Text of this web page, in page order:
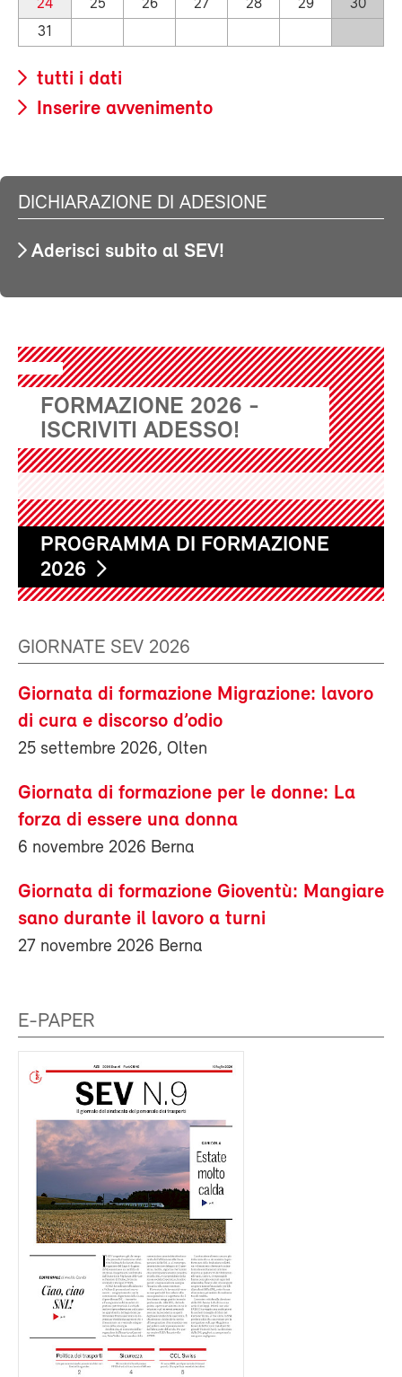
24
25 26 27 28 29
30
31
tutti i dati
Inserire avvenimento
DICHIARAZIONE DI ADESIONE
Aderisci subito al SEV!
FORMAZIONE 2026 -
ISCRIVITI ADESSO!
PROGRAMMA DI FORMAZIONE
2026
GIORNATE SEV 2026
Giornata di formazione Migrazione: lavoro
di cura e discorso d’odio
25 settembre 2026, Olten
Giornata di formazione per le donne: La
forza di essere una donna
6 novembre 2026 Berna
Giornata di formazione Gioventù: Mangiare
sano durante il lavoro a turni
27 novembre 2026 Berna
E-PAPER